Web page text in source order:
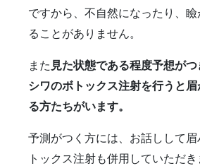
ですから、不自然になったり、
ることがありません。
また 見た状態である程度予想が
シワのボトックス注射を行うと眉
る方たちがいます。
予測がつく方には、お話しして
トックス注射も併用していただ